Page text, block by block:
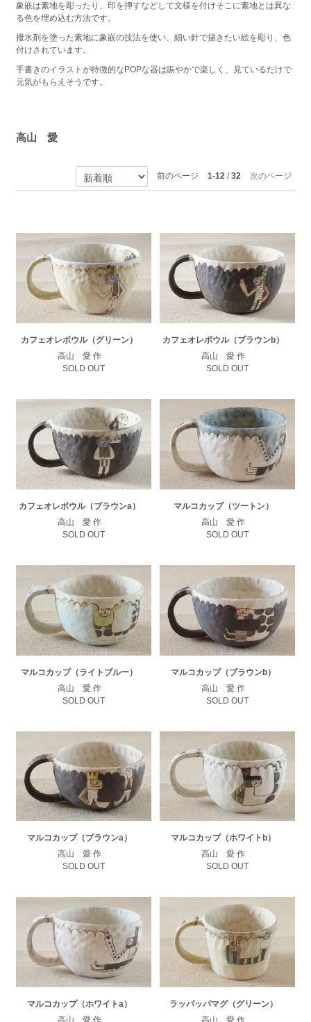
象嵌は素地を彫ったり、印を押すなどして文様を付けそこに素地とは異な
る色を埋め込む方法です。
撥水剤を塗った素地に象嵌の技法を使い、細い針で描きたい絵を彫り、色
付けされています。
手書きのイラストが特徴的なPOPな器は賑やかで楽しく、見ているだけで
元気がもらえそうです。
高山 愛
前のページ 1-12/32 次のページ
カフェオレボウル（グリーン）
高山 愛 作
SOLD OUT
カフェオレボウル（ブラウンb）
高山 愛 作
SOLD OUT
カフェオレボウル（ブラウンa）
高山 愛 作
SOLD OUT
マルコカップ（ツートン）
高山 愛 作
SOLD OUT
マルコカップ（ライトブルー）
高山 愛 作
SOLD OUT
マルコカップ（ブラウンb）
高山 愛 作
SOLD OUT
マルコカップ（ブラウンa）
高山 愛 作
SOLD OUT
マルコカップ（ホワイトb）
高山 愛 作
SOLD OUT
マルコカップ（ホワイトa）
ラッパッパマグ（グリーン）